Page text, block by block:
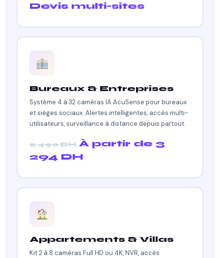
Devis multi-sites
Bureaux & Entreprises
Système 4 à 32 caméras IA AcuSense pour bureaux
et sièges sociaux. Alertes intelligentes, accès multi-
utilisateurs, surveillance à distance depuis partout.
5 490 DH À partir de 3
294 DH
Appartements & Villas
Kit 2 à 8 caméras Full HD ou 4K, NVR, accès